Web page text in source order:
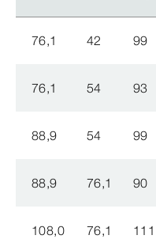
76,1 42 99
76,1 54 93
88,9 54 99
88,9 76,1 90
108,0 76,1 111